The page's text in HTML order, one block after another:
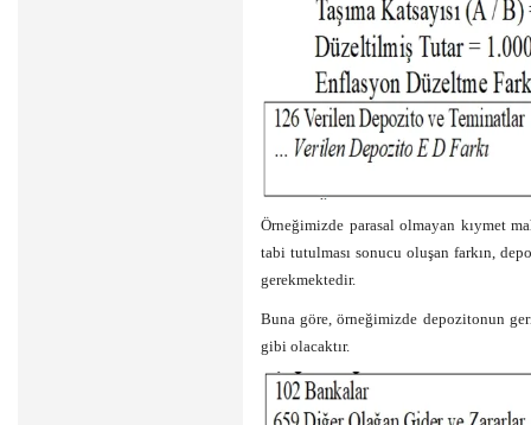
Örneğimizde parasal olmayan kıymet
tabi tutulması sonucu oluşan farkın,
gerekmektedir.
Buna göre, örneğimizde depozitonun geri
gibi olacaktır.